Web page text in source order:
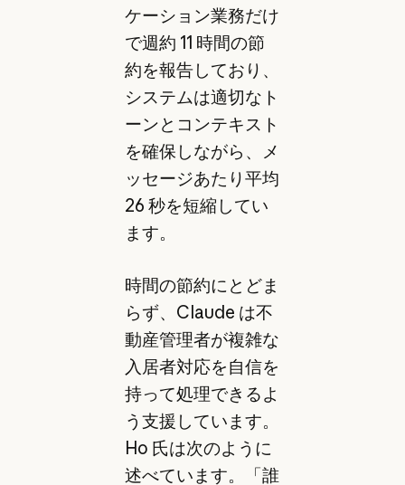
ケーション業務だけ
で週約 11 時間の節
約を報告しており、
システムは適切なト
ーンとコンテキスト
を確保しながら、メ
ッセージあたり平均
26 秒を短縮してい
ます。
時間の節約にとどま
らず、Claude は不
動産管理者が複雑な
入居者対応を自信を
持って処理できるよ
う支援しています。
Ho 氏は次のように
述べています。「誰